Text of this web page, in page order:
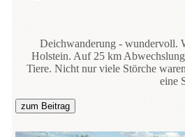
Deichwanderung - wundervoll.
Holstein. Auf 25 km
Tiere. Nicht nur viele Störche
eine
zum Beitrag